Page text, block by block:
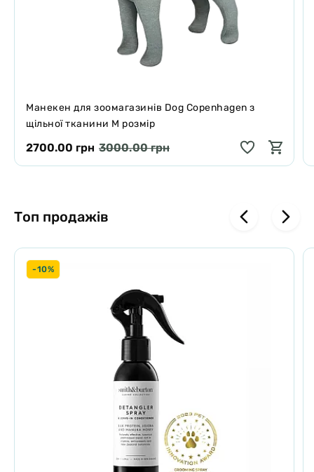
Поради щодо обслуговування
Ручне прання в теплій воді з м’яким миючим засобом
Дайте продукту висохнути на повітрі
Манекен для зоомагазинів Dog Copenhagen з
щільної тканини М розмір
2700.00 грн 3000.00 грн
Топ продажів
-10%